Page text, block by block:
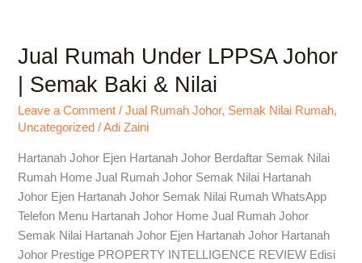
Jual Rumah Under LPPSA Johor
| Semak Baki & Nilai
Leave a Comment /Jual Rumah Johor, Semak Nilai Rumah,
Uncategorized /Adi Zaini
Hartanah Johor Ejen Hartanah Johor Berdaftar Semak Nilai
Rumah Home Jual Rumah Johor Semak Nilai Hartanah
Johor Ejen Hartanah Johor Semak Nilai Rumah WhatsApp
Telefon Menu Hartanah Johor Home Jual Rumah Johor
Semak Nilai Hartanah Johor Ejen Hartanah Johor Hartanah
Johor Prestige PROPERTY INTELLIGENCE REVIEW Edisi
Jual
Under
LPPSA
Johor